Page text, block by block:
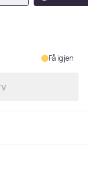
Få igjen
til iPhone 13